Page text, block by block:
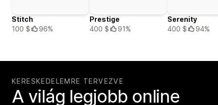
Stitch
100 $
96%
Prestige
400 $
91%
Serenity
400 $
94%
KERESKEDELEMRE TERVEZVE
A világ legjobb online